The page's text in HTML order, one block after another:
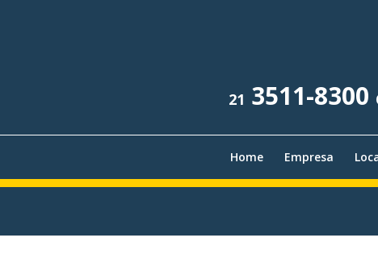
21 3511-8300
Home Empresa